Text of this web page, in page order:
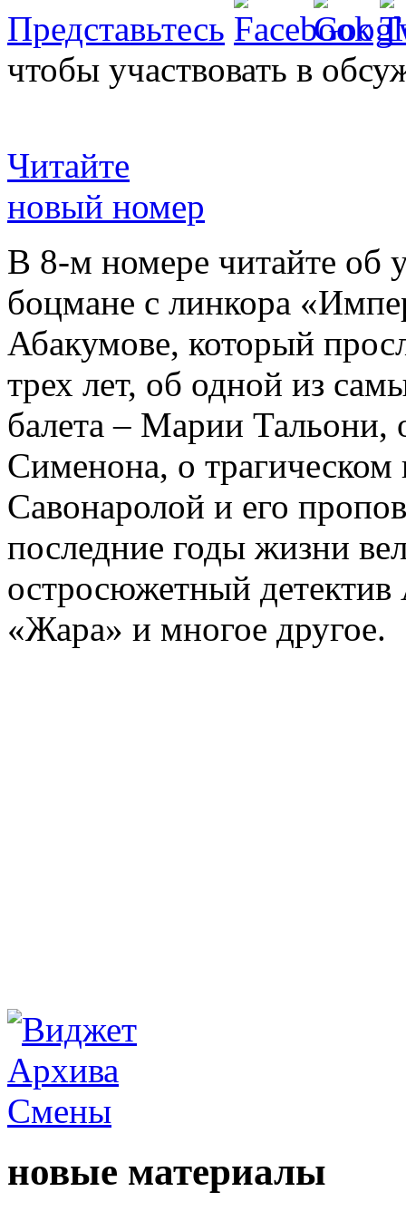
Представьтесь
чтобы участвовать в
Читайте
новый номер
В 8-м номере читайте об
боцмане с линкора
Абакумове, который
трех лет, об одной из
балета – Марии
Сименона, о трагическом
Савонаролой и его
последние годы жизни
остросюжетный детектив
«Жара» и многое другое.
новые материалы